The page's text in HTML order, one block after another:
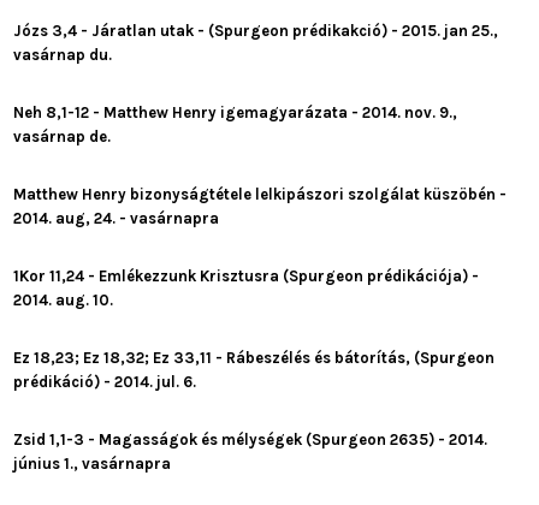
Józs 3,4 - Járatlan utak - (Spurgeon prédikakció) - 2015. jan 25.,
vasárnap du.
Neh 8,1-12 - Matthew Henry igemagyarázata - 2014. nov. 9.,
vasárnap de.
Matthew Henry bizonyságtétele lelkipászori szolgálat küszöbén -
2014. aug, 24. - vasárnapra
1Kor 11,24 - Emlékezzunk Krisztusra (Spurgeon prédikációja) -
2014. aug. 10.
Ez 18,23; Ez 18,32; Ez 33,11 - Rábeszélés és bátorítás, (Spurgeon
prédikáció) - 2014. jul. 6.
Zsid 1,1-3 - Magasságok és mélységek (Spurgeon 2635) - 2014.
június 1., vasárnapra